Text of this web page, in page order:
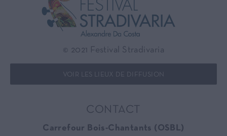
© 2021 Festival Stradivaria
VOIR LES LIEUX DE DIFFUSION
CONTACT
Carrefour Bois-Chantants (OSBL)